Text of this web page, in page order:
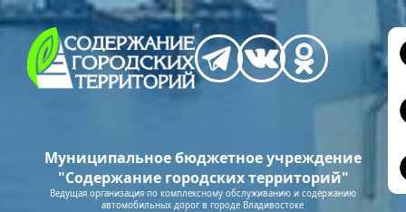
Муниципальное бюджетное учреждение
"Содержание городских территорий"
Ведущая организация по комплексному обслуживанию и содержанию
автомобильных дорог в городе Владивостоке